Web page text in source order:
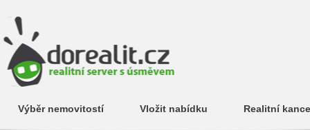
Výběr nemovitostí Vložit nabídku Realitní